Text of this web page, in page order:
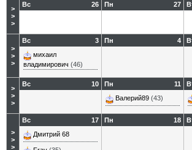
>
>
>
26
Вс 27
Пн
>
>
>
3
Вс
михаил
владимирович (46)
4
Пн
>
>
>
10
Вс 11
Пн
Валерий89 (43)
>
>
>
17
Вс
Дмитрий 68
18
Пн